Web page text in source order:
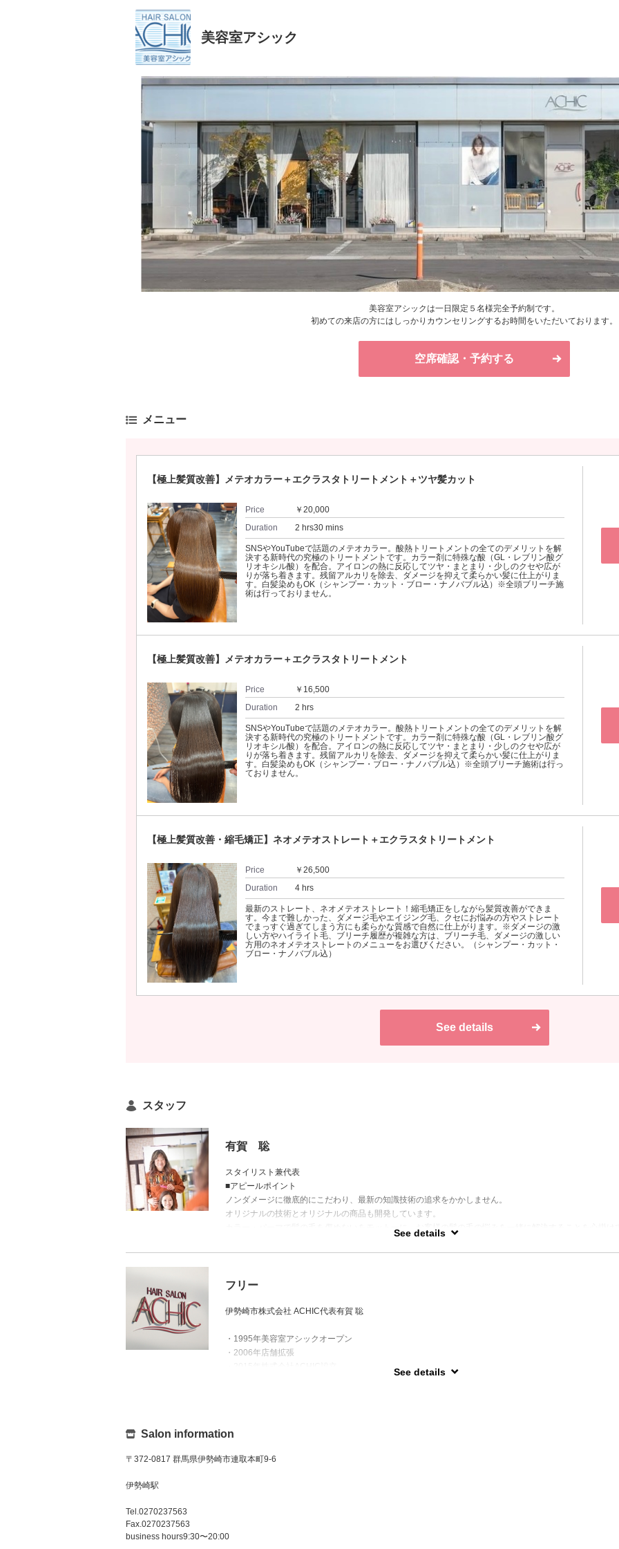
美容室アシック
美容室アシックは一日限定５名様完全予約制です。
初めての来店の方にはしっかりカウンセリングするお時間をいただいております。
空席確認・予約する
メニュー
【極上髪質改善】メテオカラー＋エクラスタトリートメント＋ツヤ髪カット
Price
￥20,000
Duration
2 hrs30 mins
SNSやYouTubeで話題のメテオカラー。酸熱トリートメントの全てのデメリットを解
決する新時代の究極のトリートメントです。カラー剤に特殊な酸（GL・レブリン酸グ
リオキシル酸）を配合。アイロンの熱に反応してツヤ・まとまり・少しのクセや広が
りが落ち着きます。残留アルカリを除去、ダメージを抑えて柔らかい髪に仕上がりま
す。白髪染めもOK（シャンプー・カット・ブロー・ナノバブル込）※全頭ブリーチ施
術は行っておりません。
【極上髪質改善】メテオカラー＋エクラスタトリートメント
Price
￥16,500
Duration
2 hrs
SNSやYouTubeで話題のメテオカラー。酸熱トリートメントの全てのデメリットを解
決する新時代の究極のトリートメントです。カラー剤に特殊な酸（GL・レブリン酸グ
リオキシル酸）を配合。アイロンの熱に反応してツヤ・まとまり・少しのクセや広が
りが落ち着きます。残留アルカリを除去、ダメージを抑えて柔らかい髪に仕上がりま
す。白髪染めもOK（シャンプー・ブロー・ナノバブル込）※全頭ブリーチ施術は行っ
ておりません。
【極上髪質改善・縮毛矯正】ネオメテオストレート＋エクラスタトリートメント
Price
￥26,500
Duration
4 hrs
最新のストレート、ネオメテオストレート！縮毛矯正をしながら髪質改善ができま
す。今まで難しかった、ダメージ毛やエイジング毛、クセにお悩みの方やストレート
でまっすぐ過ぎてしまう方にも柔らかな質感で自然に仕上がります。※ダメージの激
しい方やハイライト毛、ブリーチ履歴が複雑な方は、ブリーチ毛、ダメージの激しい
方用のネオメテオストレートのメニューをお選びください。（シャンプー・カット・
ブロー・ナノバブル込）
See details
スタッフ
有賀 聡
スタイリスト兼代表
■アピールポイント
ノンダメージに徹底的にこだわり、最新の知識技術の追求をかかしません。
オリジナルの技術とオリジナルの商品も開発しています。
カラー・パーマで髪の毛を傷めないをモットーに、お客様の髪の毛の悩みを一緒に解決することを心掛けて
ダメージ等でお悩みの方、お気軽にご相談下さい。
髪質改善・自然な感じに仕上がるストレート
阪神の応援（小さい時からの大の阪神ファンで阪神命です）12球団すべての本拠地で観戦しました。甲子園
■マイブーム
阪神の応援はガチなので声が枯れるまで応援する。
See details
フリー
伊勢崎市株式会社 ACHIC代表有賀 聡
・1995年美容室アシックオープン
・2006年店舗拡張
美容の技術だけでなくケミカルもしっかり学び、カットやカラーのデザインはもちろん、髪の毛を傷ませな
See details
Salon information
〒372-0817 群馬県伊勢崎市連取本町9-6
伊勢崎駅
Tel.0270237563
Fax.0270237563
business hours9:30〜20:00